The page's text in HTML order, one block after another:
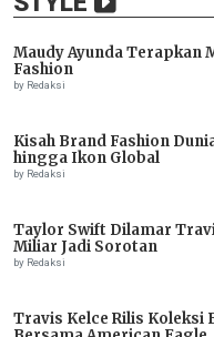
Maudy Ayunda Terapkan
Fashion
by Redaksi
Kisah Brand Fashion
hingga Ikon Global
by Redaksi
Taylor Swift Dilamar
Miliar Jadi Sorotan
by Redaksi
Travis Kelce Rilis Koleksi